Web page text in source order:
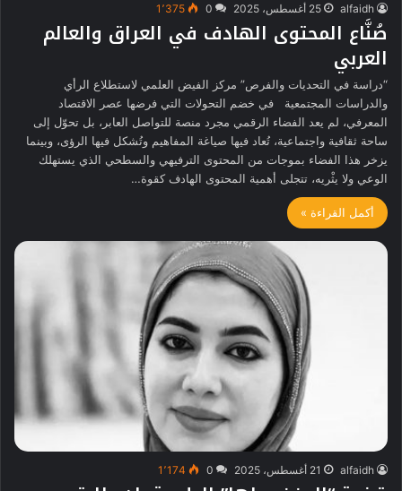
alfaidh 25 أغسطس، 2025 0 1٬375
صُنَّاع المحتوى الهادف في العراق والعالم
العربي
“دراسة في التحديات والفرص” مركز الفيض العلمي لاستطلاع الرأي
والدراسات المجتمعية في خضم التحولات التي فرضها عصر الاقتصاد
المعرفي، لم يعد الفضاء الرقمي مجرد منصة للتواصل العابر، بل تحوّل إلى
ساحة ثقافية واجتماعية، تُعاد فيها صياغة المفاهيم وتُشكل فيها الرؤى، وبينما
يزخر هذا الفضاء بموجات من المحتوى الترفيهي والسطحي الذي يستهلك
الوعي ولا يثْريه، تتجلى أهمية المحتوى الهادف كقوة…
أكمل القراءة »
alfaidh 21 أغسطس، 2025 0 1٬174